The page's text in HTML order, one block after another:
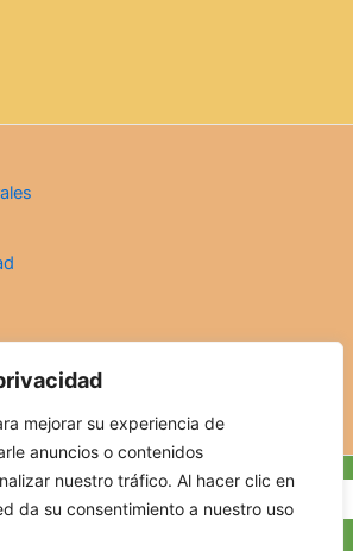
mejorar su experiencia de
anuncios o contenidos
nuestro tráfico. Al hacer clic en
da su consentimiento a nuestro uso
2023 – La Artesana de Posada